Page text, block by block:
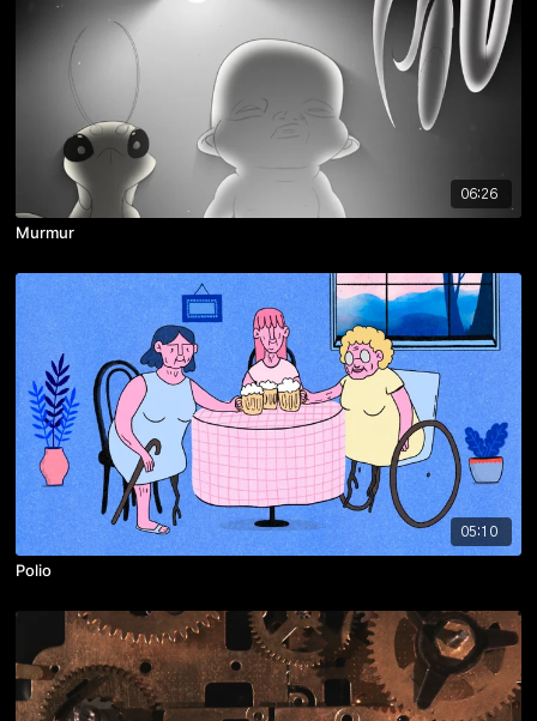
06:26
Murmur
05:10
Polio